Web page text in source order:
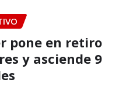
pone en retiro
y asciende 9